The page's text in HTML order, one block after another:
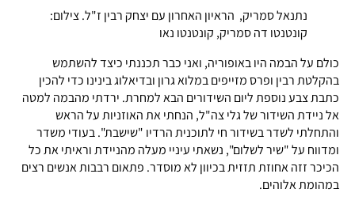
נתנאל סמריק, הראיון האחרון עם יצחק רבין ז"ל.צילום:
קונטנטו דה סמריק, קונטנטו נאו
כולם על הבמה היו באופוריה, ואני כבר תכננתי כיצד להשתמש
בהקלטת רבין ופרס מזייפים במלוא גרון ובדיאלוג בינינו כדי להכין
כתבת צבע נוספת ליום השידורים הבא למחרת. ירדתי מהבמה למטה
אל ניידת השידור של גלי צה"ל, הנחתי את האוזניות על הראש
והתחלתי לשדר בשידור חי לתוכנית הרדיו "שישבת". בעודי משדר
ומדווח על "שיר לשלום", נשאתי עיניי מעלה מהניידת וראיתי את כל
הכיכר זזה אחוזת תזזית בכיוון לא מוסדר. פתאום רבבות אנשים רצים
במהומת אלוהים.